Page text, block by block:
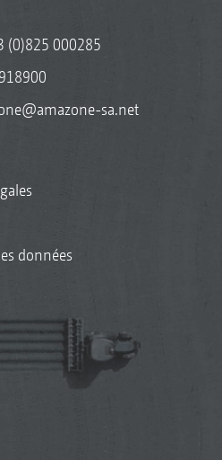
(0)825 000285
sa.net
données